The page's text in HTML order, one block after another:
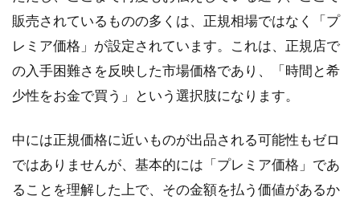
販売されているものの多くは、正規相場ではなく「プ
レミア価格」が設定されています。これは、正規店で
の入手困難さを反映した市場価格であり、「時間と希
少性をお金で買う」という選択肢になります。
中には正規価格に近いものが出品される可能性もゼロ
ではありませんが、基本的には「プレミア価格」であ
ることを理解した上で、その金額を払う価値があるか